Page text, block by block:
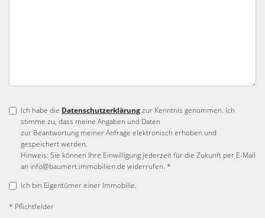
Ich habe die Datenschutzerklärungzur Kenntnis genommen. Ich
stimme zu, dass meine Angaben und Daten
zur Beantwortung meiner Anfrage elektronisch erhoben und
gespeichert werden.
Hinweis: Sie können Ihre Einwilligung jederzeit für die Zukunft per E-Mail
an info@baumert.immobilien.de widerrufen. *
Ich bin Eigentümer einer Immobilie.
* Pflichtfelder